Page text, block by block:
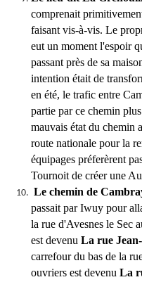
comprenait
faisant vis-à-vis. Le
eut un moment l'espoir
passant près de sa
intention était de
en été, le trafic entre
partie par ce chemin
mauvais état du chemin
route nationale pour la
équipages préferèrent
Tournoit de créer une
Le chemin de
passait par Iwuy pour
la rue d'Avesnes le Sec
est devenuLa rue
carrefour du bas de la
ouvriers est devenuLa